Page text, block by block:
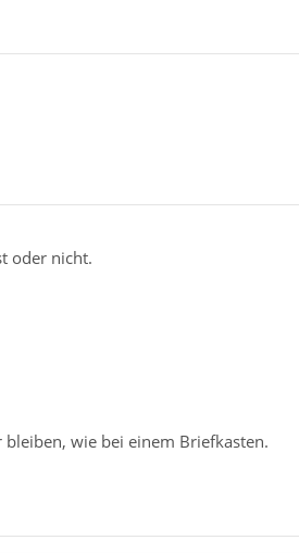
oder nicht.
wie bei einem Briefkasten.